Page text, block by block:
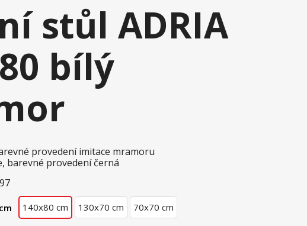
stůl ADRIA
bílý
provedení imitace mramoru
barevné provedení černá
140x80 cm 130x70 cm 70x70 cm